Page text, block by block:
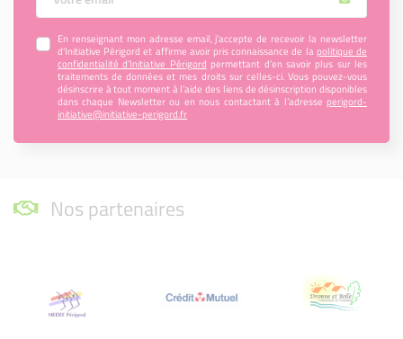
En renseignant mon adresse email, j’accepte de recevoir la newsletter
d'Initiative Périgord et affirme avoir pris connaissance de la politique de
confidentialité d’Initiative Périgord permettant d’en savoir plus sur les
traitements de données et mes droits sur celles-ci. Vous pouvez-vous
désinscrire à tout moment à l’aide des liens de désinscription disponibles
dans chaque Newsletter ou en nous contactant à l’adresse perigord-
initiative@initiative-perigord.fr
Nos partenaires